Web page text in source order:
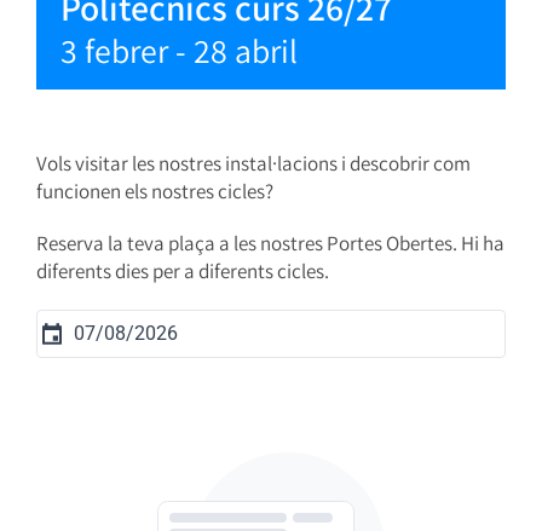
3 febrer- 28 abril
Vols visitar les nostres instal·lacions i descobrir com
funcionen els nostres cicles?
Reserva la teva plaça a les nostres Portes Obertes. Hi ha
diferents dies per a diferents cicles.